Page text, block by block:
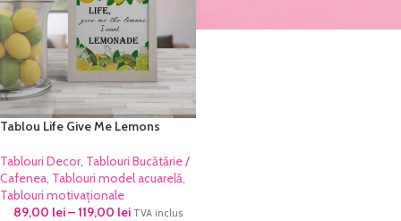
Tablou Life Give Me Lemons
Tablouri Decor, Tablouri Bucătărie /
Cafenea, Tablouri model acuarelă,
Tablouri motivaționale
89,00 lei–119,00 lei TVA inclus